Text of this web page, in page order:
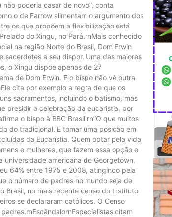
poderia casar de novo”, conta
o de Farrow alimentam o argumento dos
os que propõem a flexibilização está
do Xingu, no Pará.rnMais conhecido
na região Norte do Brasil, Dom Erwin
a seu dispor. Uma das maiores
o Xingu dispõe apenas de 27
de Dom Erwin. E o bispo não vê outra
cita por exemplo a regra de que os
sacramentos, incluindo o batismo, mas
presidir a celebração da eucaristia, por
o bispo à BBC Brasil.rn”O que muitos
do tradicional. E tomar uma posição em
da Eucaristia. Quem optar pela vida
e mulheres, que fazem essa opção e
universidade americana de Georgetown,
64% entre 1975 e 2008, atingindo pela
o número de padres no mundo seja de
Brasil, no mais recente censo do Instituto
se declararam católicos. O Censo
citam